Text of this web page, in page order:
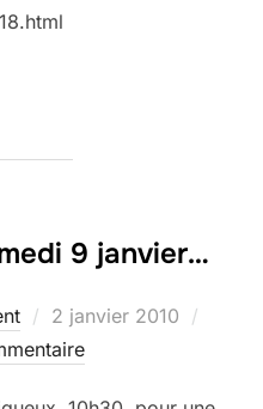
9 janvier…
Publié
le
2 janvier 2010